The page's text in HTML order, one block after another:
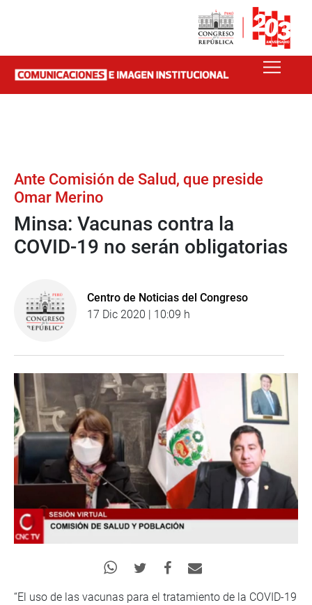
Ante Comisión de Salud, que preside
Omar Merino
Minsa: Vacunas contra la
COVID-19 no serán obligatorias
Centro de Noticias del Congreso
17 Dic 2020 | 10:09 h
“El uso de las vacunas para el tratamiento de la COVID-19